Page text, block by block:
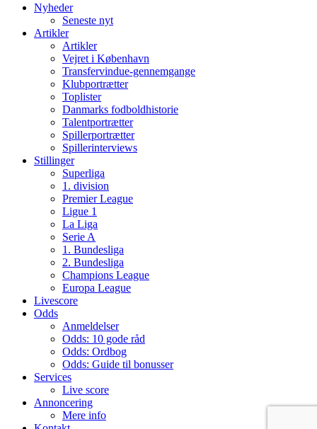
Nyheder
Seneste nyt
Artikler
Artikler
Vejret i København
Transfervindue-gennemgange
Klubportrætter
Toplister
Danmarks fodboldhistorie
Talentportrætter
Spillerportrætter
Spillerinterviews
Stillinger
Superliga
1. division
Premier League
Ligue 1
La Liga
Serie A
1. Bundesliga
2. Bundesliga
Champions League
Europa League
Livescore
Odds
Anmeldelser
Odds: 10 gode råd
Odds: Ordbog
Odds: Guide til bonusser
Services
Live score
Annoncering
Mere info